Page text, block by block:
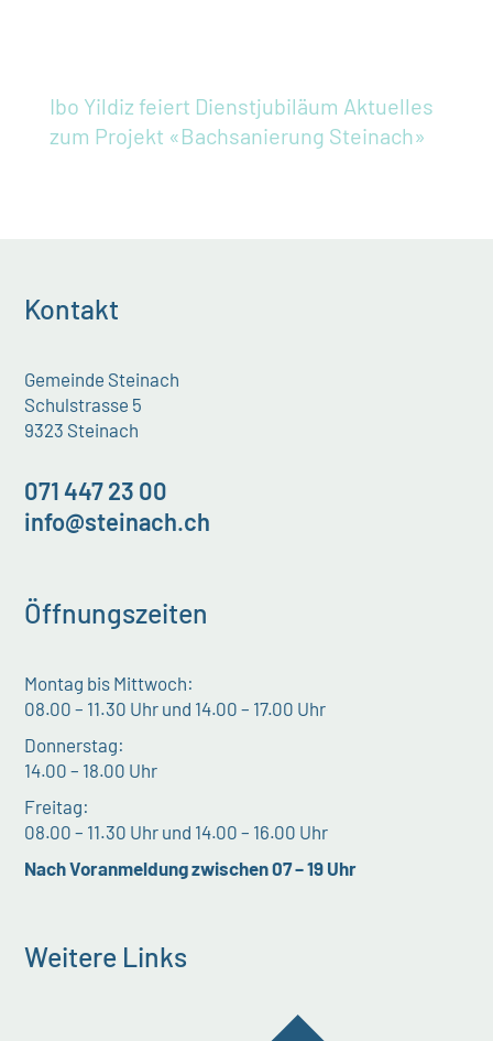
Ibo Yildiz feiert Dienstjubiläum Aktuelles
zum Projekt «Bachsanierung Steinach»
Kontakt
Gemeinde Steinach
Schulstrasse 5
9323 Steinach
071 447 23 00
info@steinach.ch
Öffnungszeiten
Montag bis Mittwoch:
08.00 – 11.30 Uhr und 14.00 – 17.00 Uhr
Donnerstag:
14.00 – 18.00 Uhr
Freitag:
08.00 – 11.30 Uhr und 14.00 – 16.00 Uhr
Nach Voranmeldung zwischen 07 – 19 Uhr
Weitere Links